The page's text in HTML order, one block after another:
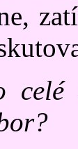
celé